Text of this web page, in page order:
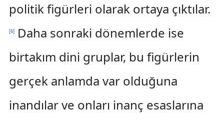
politik figürleri olarak ortaya çıktılar.
[6]Daha sonraki dönemlerde ise
birtakım dini gruplar, bu figürlerin
gerçek anlamda var olduğuna
inandılar ve onları inanç esaslarına